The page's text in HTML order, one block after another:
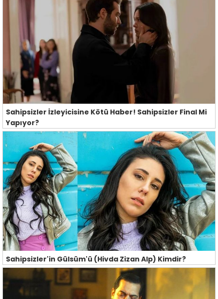
Sahipsizler İzleyicisine Kötü Haber! Sahipsizler Final Mi
Yapıyor?
Sahipsizler'in Gülsüm'ü (Hivda Zizan Alp) Kimdir?